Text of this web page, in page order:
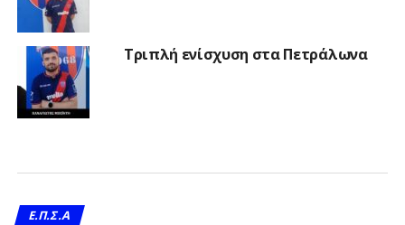
Τριπλή ενίσχυση στα Πετράλωνα
Ε.Π.Σ.Α